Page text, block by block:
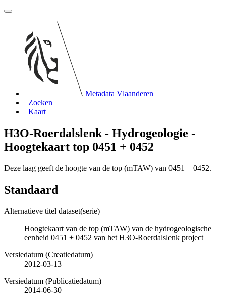
Metadata Vlaanderen
Zoeken
Kaart
H3O-Roerdalslenk - Hydrogeologie -
Hoogtekaart top 0451 + 0452
Deze laag geeft de hoogte van de top (mTAW) van 0451 + 0452.
Standaard
Alternatieve titel dataset(serie)
Hoogtekaart van de top (mTAW) van de hydrogeologische
eenheid 0451 + 0452 van het H3O-Roerdalslenk project
Versiedatum (Creatiedatum)
2012-03-13
Versiedatum (Publicatiedatum)
2014-06-30